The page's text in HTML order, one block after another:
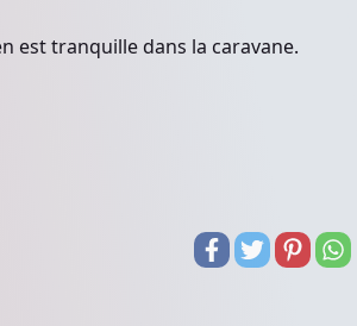
est tranquille dans la caravane.